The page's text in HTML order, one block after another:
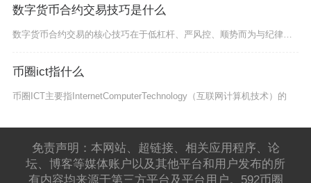
数字货币合约交易技巧是什么
数字货币合约交易的核心技巧在于低杠杆、严风控、顺势而为与纪律性执行，这是穿越牛熊、持续稳健
币圈ict指什么
币圈ICT主要指InternetComputerTechnology（互联网计算机技术）的
免责声明：本网站、超链接、相关应用程序、论
坛、博客等媒体账户以及其他平台和用户发布的所
有内容均来源于第三方平台及平台用户。592币圈